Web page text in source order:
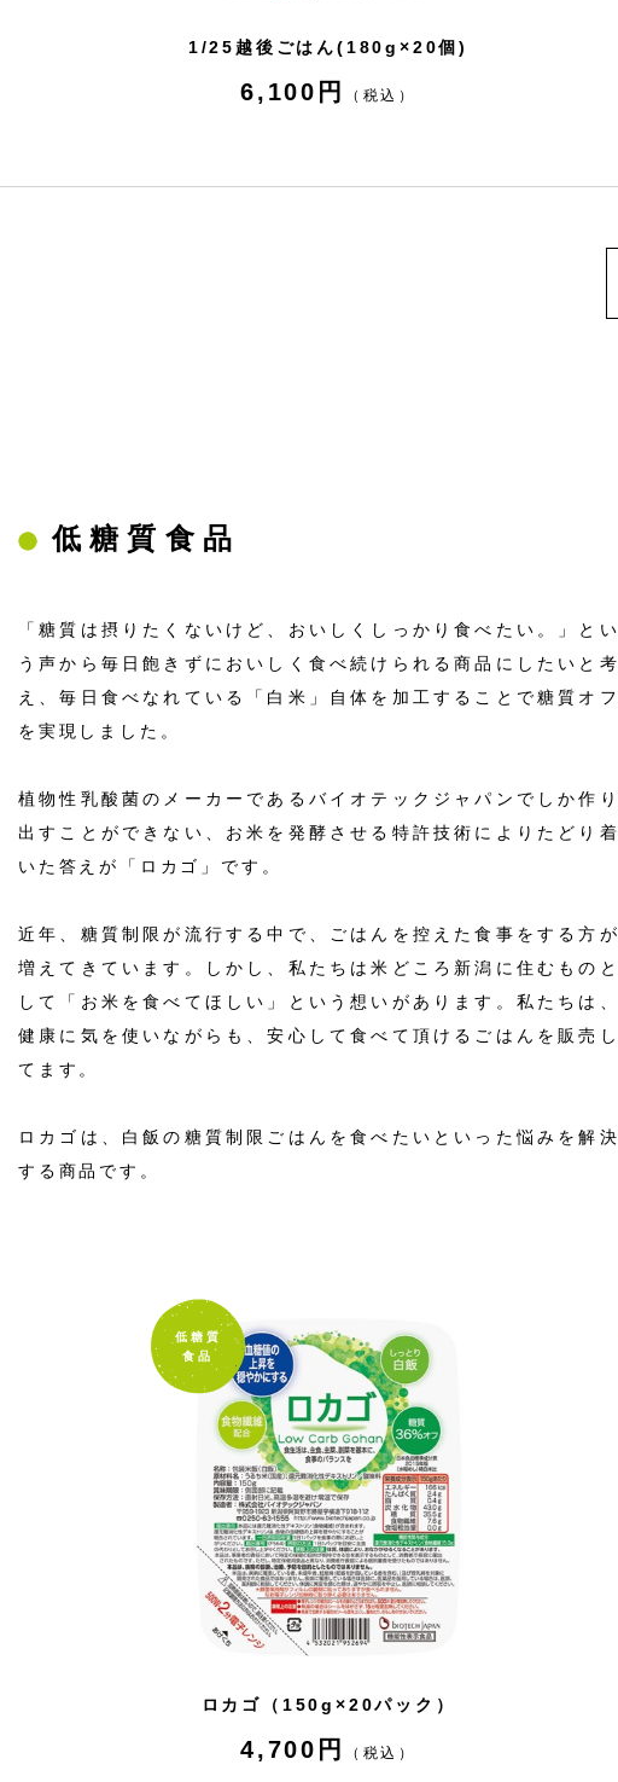
1/25越後ごはん(180g×20個)
6,100円 （税込）
低糖質食品
「糖質は摂りたくないけど、おいしくしっかり食べたい。」とい
う声から毎日飽きずにおいしく食べ続けられる商品にしたいと考
え、毎日食べなれている「白米」自体を加工することで糖質オフ
を実現しました。
植物性乳酸菌のメーカーであるバイオテックジャパンでしか作り
出すことができない、お米を発酵させる特許技術によりたどり着
いた答えが「ロカゴ」です。
近年、糖質制限が流行する中で、ごはんを控えた食事をする方が
増えてきています。しかし、私たちは米どころ新潟に住むものと
して「お米を食べてほしい」という想いがあります。私たちは、
健康に気を使いながらも、安心して食べて頂けるごはんを販売し
てます。
ロカゴは、白飯の糖質制限ごはんを食べたいといった悩みを解決
する商品です。
低糖質
食品
ロカゴ（150g×20パック）
4,700円 （税込）